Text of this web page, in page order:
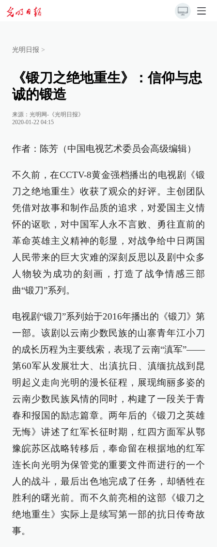
光明日报 >
《锻刀之绝地重生》：信仰与忠
诚的锻造
来源： 光明网-《光明日报》
2020-01-22 04:15
作者：陈芳（中国电视艺术委员会高级编辑）
不久前，在CCTV-8黄金强档播出的电视剧《锻
刀之绝地重生》收获了观众的好评。主创团队
凭借对故事和制作品质的追求，对爱国主义情
怀的讴歌，对中国军人永不言败、勇往直前的
革命英雄主义精神的彰显，对战争给中日两国
人民带来的巨大灾难的深刻反思以及剧中众多
人物较为成功的刻画，打造了战争情感三部
曲“锻刀”系列。
电视剧“锻刀”系列始于2016年播出的《锻刀》第
一部。该剧以云南少数民族的山寨青年江小刀
的成长历程为主要线索，表现了云南“滇军”——
第60军从发展壮大、出滇抗日、滇缅抗战到昆
明起义走向光明的漫长征程，展现绚丽多姿的
云南少数民族风情的同时，构建了一段关于青
春和报国的励志篇章。两年后的《锻刀之英雄
无悔》讲述了红军长征时期，红四方面军从鄂
豫皖苏区战略转移后，奉命留在根据地的红军
连长向光明为保管党的重要文件而进行的一个
人的战斗，最后出色地完成了任务，却牺牲在
胜利的曙光前。而不久前亮相的这部《锻刀之
绝地重生》实际上是续写第一部的抗日传奇故
事。